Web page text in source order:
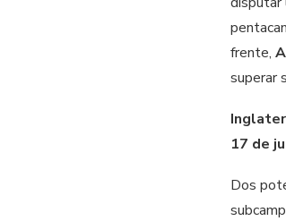
frente,
superar
17 de
Dos